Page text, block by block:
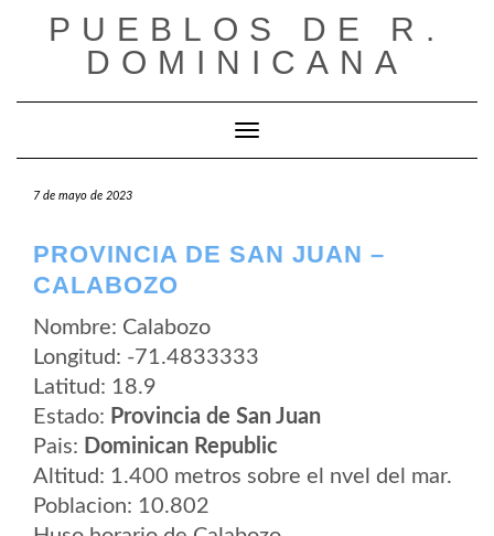
PUEBLOS DE R.
DOMINICANA
Cambiar modo de navegación
7 de mayo de 2023
PROVINCIA DE SAN JUAN –
CALABOZO
Nombre: Calabozo
Longitud: -71.4833333
Latitud: 18.9
Estado: Provincia de San Juan
Pais: Dominican Republic
Altitud: 1.400 metros sobre el nvel del mar.
Poblacion: 10.802